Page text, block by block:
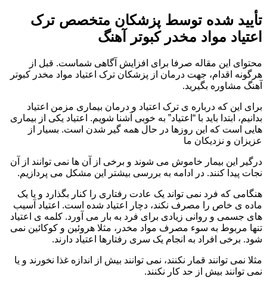
تأیید شده توسط پزشکان متخصص ترک
اعتیاد مواد مخدر کبوتر آهنگ
محتوای این مقاله صرفا برای افزایش آگاهی شماست. قبل از
هرگونه اقدام، جهت درمان از پزشکان ترک اعتیاد مواد مخدر کبوتر
آهنگ مشاوره بگیرید.
برای این که درباره ی ترک اعتیاد و درمان بیماری مزمن اعتیاد
بدانیم، ابتدا باید با “اعتیاد” به خوبی آشنا شویم. اعتیاد یکی از بیماری
هایی است که این روزها در حال همه گیر شدن است. بسیار از
عزیزان و نزدیکان ما
درگیر این بیمار خاموش می شوند و برخی از آن ها نمی توانند از آن
نجات پیدا کنند. در ادامه به بررسی بیشتر این مشکل می پردازیم.
هنگامی که فرد نمی تواند یک عادت رفتاری را کنار بگذارد و یا یک
ماده ی خاص را مصرف نکند، دچار اعتیاد شده است. اعتیاد آسیب
های جسمی و روانی زیادی برای فرد به بار می آورد. کلمه ی اعتیاد
تنها مربوط به سوء مصرف مواد مخدر، مثلا هروئین و کوکائین نمی
شود. برخی افراد به انجام یک سری رفتارها اعتیاد دارند.
مثلا نمی توانند قمار نکنند، نمی توانند بیش از اندازه غذا نخورند و یا
نمی توانند بیش از حد کار نکنند.